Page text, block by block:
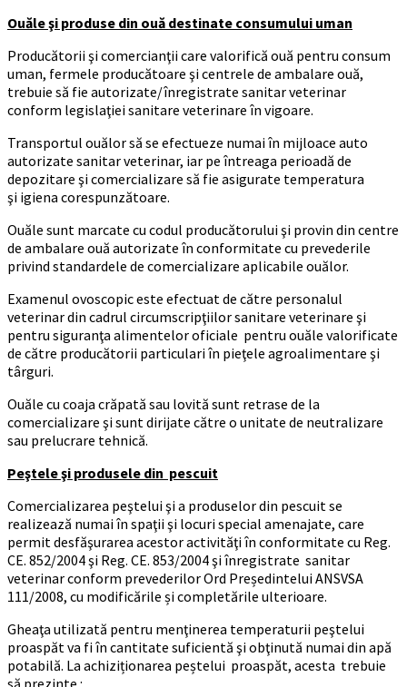
Ouăle şi produse din ouă destinate consumului uman
Producătorii şi comercianţii care valorifică ouă pentru consum
uman, fermele producătoare şi centrele de ambalare ouă,
trebuie să fie autorizate/înregistrate sanitar veterinar
conform legislaţiei sanitare veterinare în vigoare.
Transportul ouălor să se efectueze numai în mijloace auto
autorizate sanitar veterinar, iar pe întreaga perioadă de
depozitare şi comercializare să fie asigurate temperatura
şi igiena corespunzătoare.
Ouăle sunt marcate cu codul producătorului şi provin din centre
de ambalare ouă autorizate în conformitate cu prevederile
privind standardele de comercializare aplicabile ouălor.
Examenul ovoscopic este efectuat de către personalul
veterinar din cadrul circumscripţiilor sanitare veterinare şi
pentru siguranţa alimentelor oficiale pentru ouăle valorificate
de către producătorii particulari în pieţele agroalimentare şi
târguri.
Ouăle cu coaja crăpată sau lovită sunt retrase de la
comercializare şi sunt dirijate către o unitate de neutralizare
sau prelucrare tehnică.
Peştele şi produsele din pescuit
Comercializarea peştelui şi a produselor din pescuit se
realizează numai în spaţii şi locuri special amenajate, care
permit desfăşurarea acestor activităţi în conformitate cu Reg.
CE. 852/2004 şi Reg. CE. 853/2004 şi înregistrate sanitar
veterinar conform prevederilor Ord Președintelui ANSVSA
111/2008, cu modificările și completările ulterioare.
Gheaţa utilizată pentru menţinerea temperaturii peştelui
proaspăt va fi în cantitate suficientă şi obţinută numai din apă
potabilă. La achiziționarea peștelui proaspăt, acesta trebuie
să prezinte :